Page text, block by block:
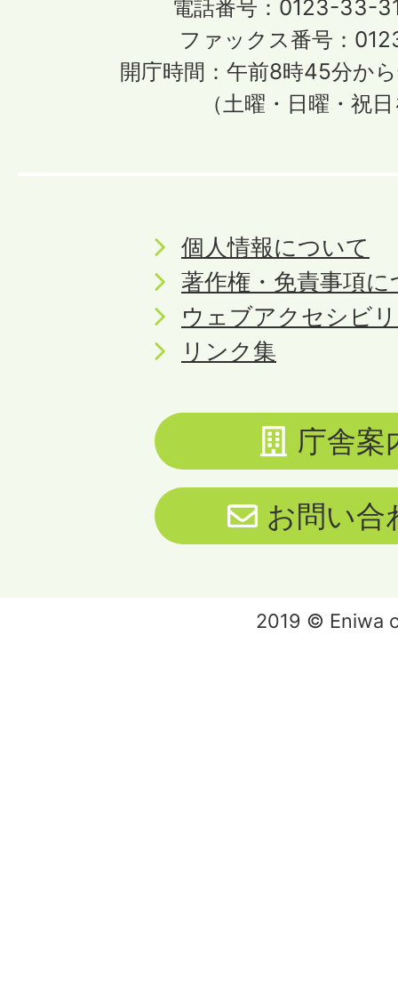
電話番号：0123-33-
ファックス番号：
開庁時間：午前8時45分か
（土曜・日曜・祝
個人情報について
著作権・免責事項
ウェブアクセシビ
リンク集
庁舎案
お問い合
2019 © Eniwa